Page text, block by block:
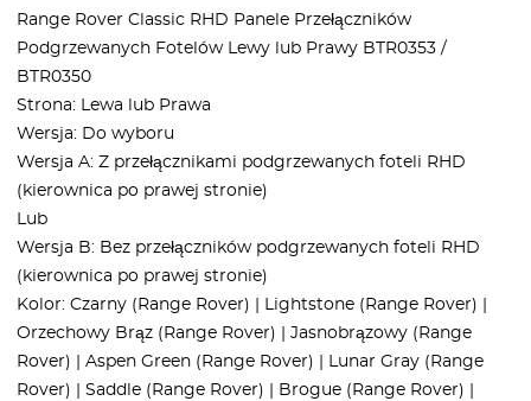
Range Rover Classic RHD Panele Przełączników
Podgrzewanych Fotelów Lewy lub Prawy BTR0353 /
BTR0350
Strona: Lewa lub Prawa
Wersja: Do wyboru
Wersja A: Z przełącznikami podgrzewanych foteli RHD
(kierownica po prawej stronie)
Lub
Wersja B: Bez przełączników podgrzewanych foteli RHD
(kierownica po prawej stronie)
Kolor: Czarny (Range Rover) | Lightstone (Range Rover) |
Orzechowy Brąz (Range Rover) | Jasnobrązowy (Range
Rover) | Aspen Green (Range Rover) | Lunar Gray (Range
Rover) | Saddle (Range Rover) | Brogue (Range Rover) |